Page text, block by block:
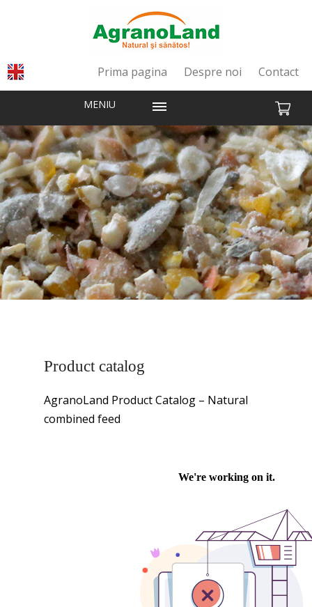
Prima pagina Despre noi Contact
MENIU
Product catalog
AgranoLand Product Catalog – Natural
combined feed